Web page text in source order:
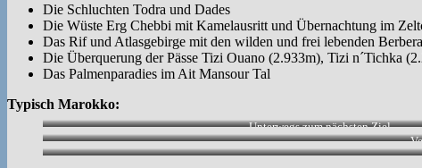
Die Schluchten Todra und Dades
Die Wüste Erg Chebbi mit Kamelausritt und Übernachtung im
Das Rif und Atlasgebirge mit den wilden und frei lebenden
Die Überquerung der Pässe Tizi Ouano (2.933m), Tizi n´Tichka
Das Palmenparadies im Ait Mansour Tal
Typisch Marokko:
Unterwegs zum nächsten Ziel.